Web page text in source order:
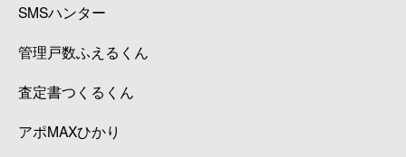
SMSハンター
管理戸数ふえるくん
査定書つくるくん
アポMAXひかり